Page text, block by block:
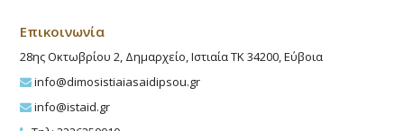
Επικοινωνία
28ης Οκτωβρίου 2, Δημαρχείο, Ιστιαία ΤΚ 34200, Εύβοια
info@dimosistiaiasaidipsou.gr
info@istaid.gr